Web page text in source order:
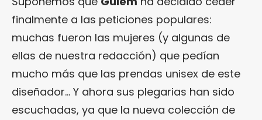
finalmente a las peticiones populares:
muchas fueron las mujeres (y algunas de
ellas de nuestra redacción) que pedían
mucho más que las prendas unisex de este
diseñador… Y ahora sus plegarias han sido
escuchadas, ya que la nueva colección de